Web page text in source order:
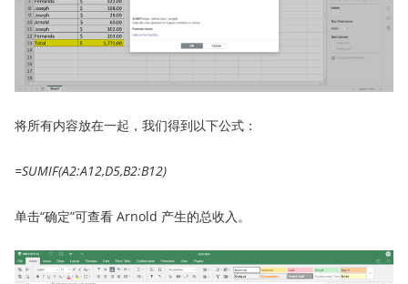
将所有内容放在一起，我们得到以下公式：
=SUMIF(A2:A12,D5,B2:B12)
单击“确定”可查看 Arnold 产生的总收入。